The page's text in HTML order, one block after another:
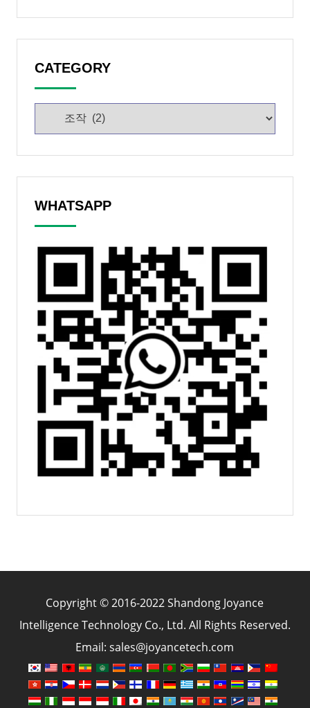
CATEGORY
WHATSAPP
Copyright © 2016-2022 Shandong Joyance
Intelligence Technology Co., Ltd. All Rights Reserved.
Email: sales@joyancetech.com